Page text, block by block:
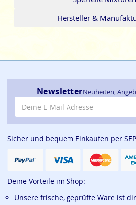
Hersteller &
NewsletterNeuheiten,
E-Mail-Adresse
Sicher und bequem Einkaufen per
Deine Vorteile im Shop:
Unsere frische, geprüfte Ware ist